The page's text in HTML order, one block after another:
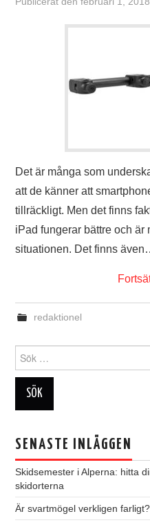
Det är många som
att de känner att
tillräckligt. Men det finns
iPad fungerar bättre och är
situationen. Det finns
redaktionel
efter:
SENASTE INLÄGGEN
Skidsemester i Alperna: hitta
skidorterna
Är svartmögel verkligen